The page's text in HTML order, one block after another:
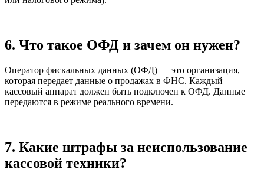
6. Что такое ОФД и зачем он нужен?
Оператор фискальных данных (ОФД) — это организация,
которая передает данные о продажах в ФНС. Каждый
кассовый аппарат должен быть подключен к ОФД. Данные
передаются в режиме реального времени.
7. Какие штрафы за неиспользование
кассовой техники?